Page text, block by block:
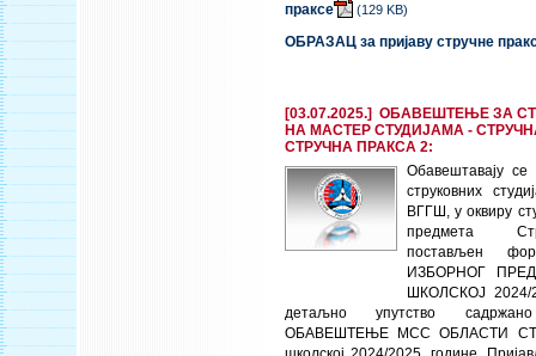
праксе
(129 KB)
ОБРАЗАЦ за пријаву стручне
[03.07.2025.] ОБАВЕШТЕЊЕ ЗА
НА МАСТЕР СТУДИЈАМА -
СТРУЧНА ПРАКСА 2:
Обавештавају
струковних
ВГГШ, у оквиру
предмета
постављен
ИЗБОРНОГ
ШКОЛСКОЈ
детаљно упутство
ОБАВЕШТЕЊЕ МСС ОБЛАСТИ